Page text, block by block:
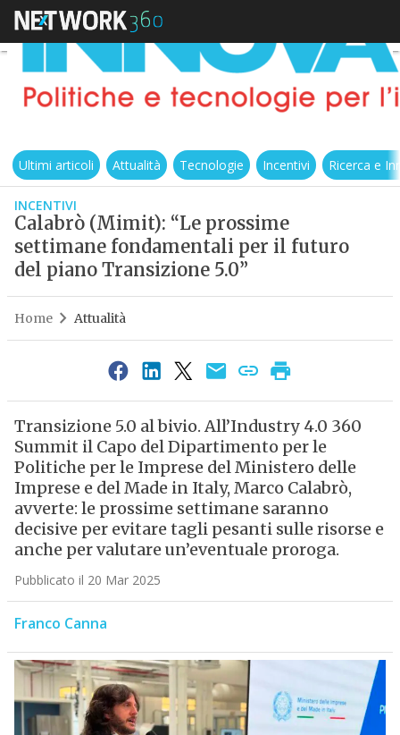
Ultimi articoli Attualità Tecnologie Incentivi Ricerca e
INCENTIVI
Calabrò (Mimit): “Le prossime
settimane fondamentali per il futuro
del piano Transizione 5.0”
Home Attualità
Transizione 5.0 al bivio. All’Industry 4.0 360
Summit il Capo del Dipartimento per le
Politiche per le Imprese del Ministero delle
Imprese e del Made in Italy, Marco Calabrò,
avverte: le prossime settimane saranno
decisive per evitare tagli pesanti sulle risorse e
anche per valutare un’eventuale proroga.
Pubblicato il 20 Mar 2025
Franco Canna